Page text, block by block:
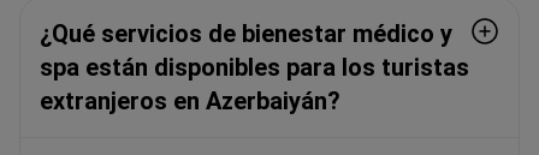
¿Qué servicios de bienestar médico y
spa están disponibles para los turistas
extranjeros en Azerbaiyán?